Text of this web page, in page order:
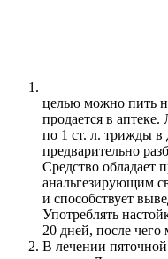
целью можно пить
продается в аптеке.
по 1 ст. л. трижды
предварительно
Средство обладает
анальгезирующим
и способствует
Употреблять
20 дней, после
В лечении